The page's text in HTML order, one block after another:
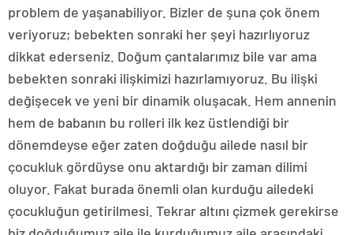
problem de yaşanabiliyor. Bizler de şuna çok önem
veriyoruz; bebekten sonraki her şeyi hazırlıyoruz
dikkat ederseniz. Doğum çantalarımız bile var ama
bebekten sonraki ilişkimizi hazırlamıyoruz. Bu ilişki
değişecek ve yeni bir dinamik oluşacak. Hem annenin
hem de babanın bu rolleri ilk kez üstlendiği bir
dönemdeyse eğer zaten doğduğu ailede nasıl bir
çocukluk gördüyse onu aktardığı bir zaman dilimi
oluyor. Fakat burada önemli olan kurduğu ailedeki
çocukluğun getirilmesi. Tekrar altını çizmek gerekirse